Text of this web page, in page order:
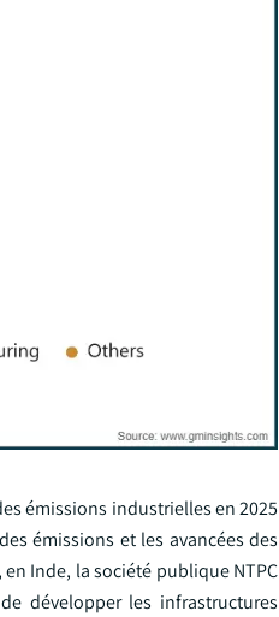
émissions industrielles en 2025
émissions et les avancées des
Inde, la société publique NTPC
développer les infrastructures